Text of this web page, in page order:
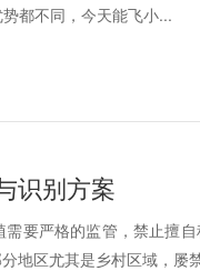
都不同，今天能飞小...
识别方案
要严格的监管，禁止擅
地区尤其是乡村区域，屡